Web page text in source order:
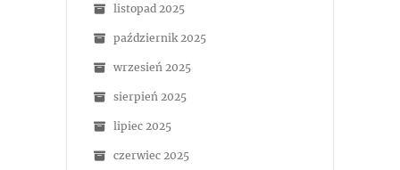
listopad 2025
październik 2025
wrzesień 2025
sierpień 2025
lipiec 2025
czerwiec 2025